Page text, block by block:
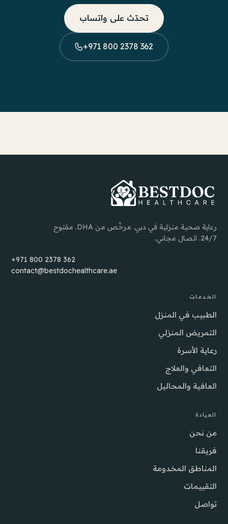
تحدّث على واتساب
+971 800 2378 362
رعاية صحية منزلية في دبي. مرخّص من DHA. مفتوح
24/7. اتصال مجاني.
+971 800 2378 362
contact@bestdochealthcare.ae
الخدمات
الطبيب في المنزل
التمريض المنزلي
رعاية الأسرة
التعافي والعلاج
العافية والمحاليل
العيادة
من نحن
فريقنا
المناطق المخدومة
التقييمات
تواصل